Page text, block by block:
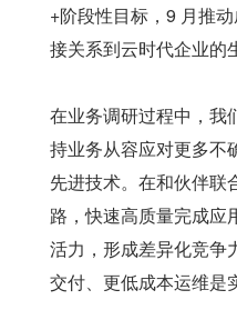
+阶段性目标，9 月推
接关系到云时代企业的
在业务调研过程中，我
持业务从容应对更多不
先进技术。在和伙伴联
路，快速高质量完成应
活力，形成差异化竞争
交付、更低成本运维是